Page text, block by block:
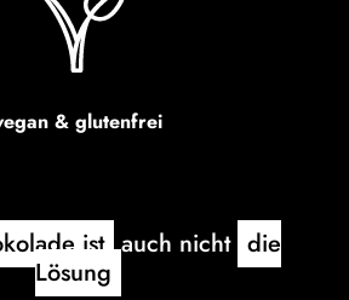
& glutenfrei
ist auch nicht die
Lösung